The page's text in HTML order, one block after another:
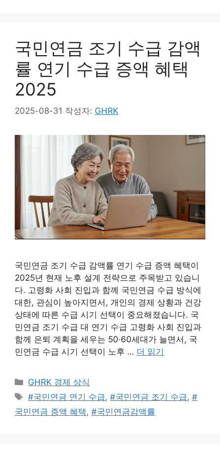
국민연금 조기 수급 감액
률 연기 수급 증액 혜택
2025
2025-08-31 작성자: GHRK
국민연금 조기 수급 감액률 연기 수급 증액 혜택이
2025년 현재 노후 설계 전략으로 주목받고 있습니
다. 고령화 사회 진입과 함께 국민연금 수급 방식에
대한, 관심이 높아지면서, 개인의 경제 상황과 건강
상태에 따른 수급 시기 선택이 중요해졌습니다. 국
민연금 조기 수급 대 연기 수급 고령화 사회 진입과
함께 은퇴 계획을 세우는 50·60세대가 늘면서, 국
민연금 수급 시기 선택이 노후 … 더 읽기
카
테
리
GHRK 경제 상식
태
그
#국민연금 연기 수급,#국민연금 조기 수급,#
국민연금 증액 혜택, #국민연금감액률